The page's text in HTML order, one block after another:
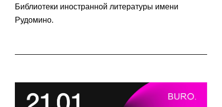
двух залах выставят исторические раритеты из
Библиотеки иностранной литературы имени